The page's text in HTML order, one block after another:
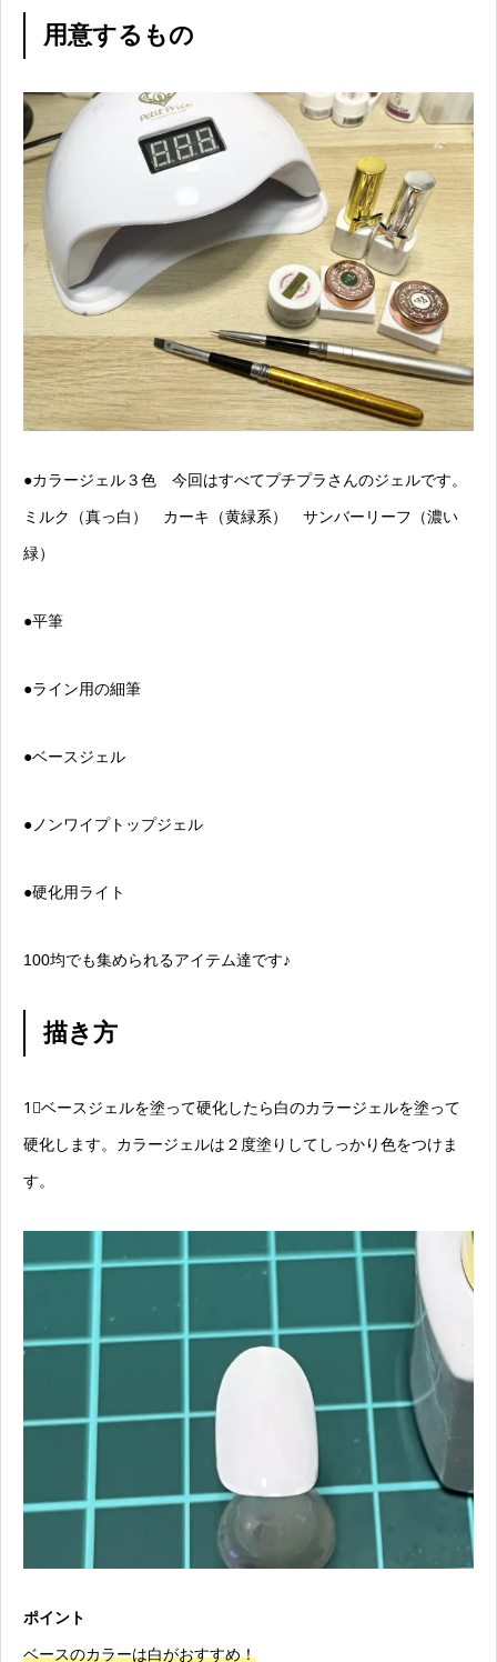
用意するもの
●カラージェル３色 今回はすべてプチプラさんのジェルです。
ミルク（真っ白） カーキ（黄緑系） サンバーリーフ（濃い
緑）
●平筆
●ライン用の細筆
●ベースジェル
●ノンワイプトップジェル
●硬化用ライト
100均でも集められるアイテム達です♪
描き方
1⃣ベースジェルを塗って硬化したら白のカラージェルを塗って
硬化します。カラージェルは２度塗りしてしっかり色をつけま
す。
ポイント
ベースのカラーは白がおすすめ！